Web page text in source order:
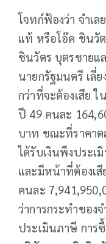
โจทก์ฟ้องว่า จำเ
แท้ หรือโอ๊ค ชินวั
ชินวัตร บุตรชายแ
นายกรัฐมนตรี เลี่
กว่าที่จะต้องเสีย
ปี 49 คนละ
บาท ขณะที่ราคา
ได้รับเงินพึงประเ
และมีหน้าที่ต้องเ
คนละ
ว่าการกระทำของ
ประเมินภาษี การ